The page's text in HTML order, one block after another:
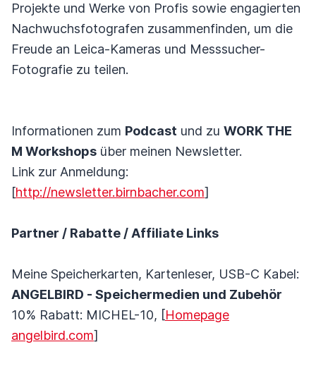
Projekte und Werke von Profis sowie engagierten
Nachwuchsfotografen zusammenfinden, um die
Freude an Leica-Kameras und Messsucher-
Fotografie zu teilen.
Informationen zum Podcast und zu WORK THE
M Workshops über meinen Newsletter.
Link zur Anmeldung:
[http://newsletter.birnbacher.com]
Partner / Rabatte / Affiliate Links
Meine Speicherkarten, Kartenleser, USB-C Kabel:
ANGELBIRD - Speichermedien und Zubehör
10% Rabatt: MICHEL-10, [Homepage
angelbird.com]